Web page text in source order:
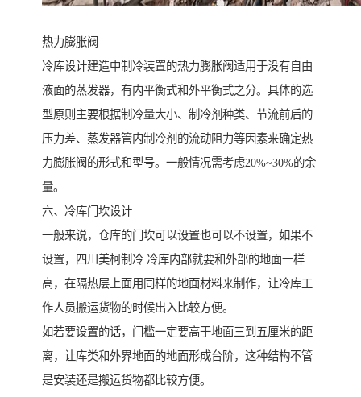
热力膨胀阀
冷库设计建造中制冷装置的热力膨胀阀适用于没有自由
液面的蒸发器，有内平衡式和外平衡式之分。具体的选
型原则主要根据制冷量大小、制冷剂种类、节流前后的
压力差、蒸发器管内制冷剂的流动阻力等因素来确定热
力膨胀阀的形式和型号。一般情况需考虑20%~30%的余
量。
六、冷库门坎设计
一般来说，仓库的门坎可以设置也可以不设置，如果不
设置，四川美柯制冷 冷库内部就要和外部的地面一样
高，在隔热层上面用同样的地面材料来制作，让冷库工
作人员搬运货物的时候出入比较方便。
如若要设置的话，门槛一定要高于地面三到五厘米的距
离，让库类和外界地面的地面形成台阶，这种结构不管
是安装还是搬运货物都比较方便。